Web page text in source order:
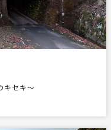
キセキ～